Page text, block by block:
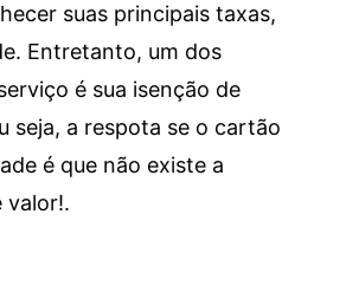
suas principais taxas,
Entretanto, um dos
é sua isenção de
seja, a respota se o cartão
é que não existe a
valor!.